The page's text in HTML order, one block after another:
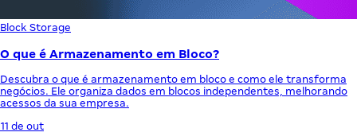
Block Storage
O que é Armazenamento em Bloco?
Descubra o que é armazenamento em bloco e como ele transforma
negócios. Ele organiza dados em blocos independentes, melhorando
acessos da sua empresa.
11 de out